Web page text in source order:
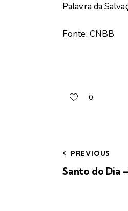
Palavra da
Fonte: CNBB
0
PREVIOUS
Santo do Dia